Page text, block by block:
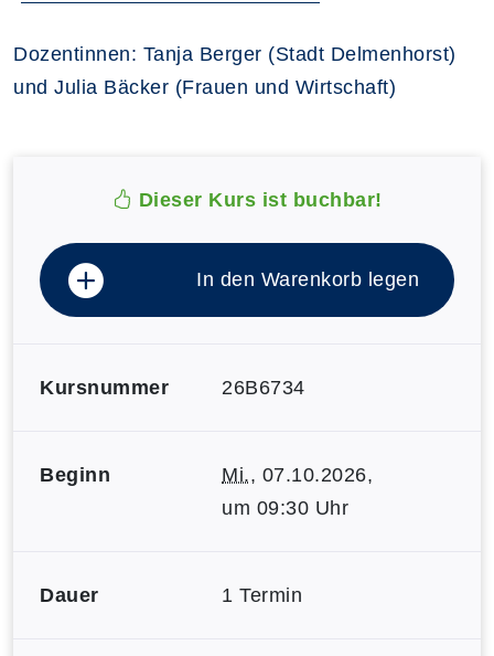
Dozentinnen: Tanja Berger (Stadt Delmenhorst)
und Julia Bäcker (Frauen und Wirtschaft)
Dieser Kurs ist buchbar!
In den Warenkorb legen
Kursnummer 26B6734
Beginn Mi., 07.10.2026,
um 09:30 Uhr
Dauer 1 Termin